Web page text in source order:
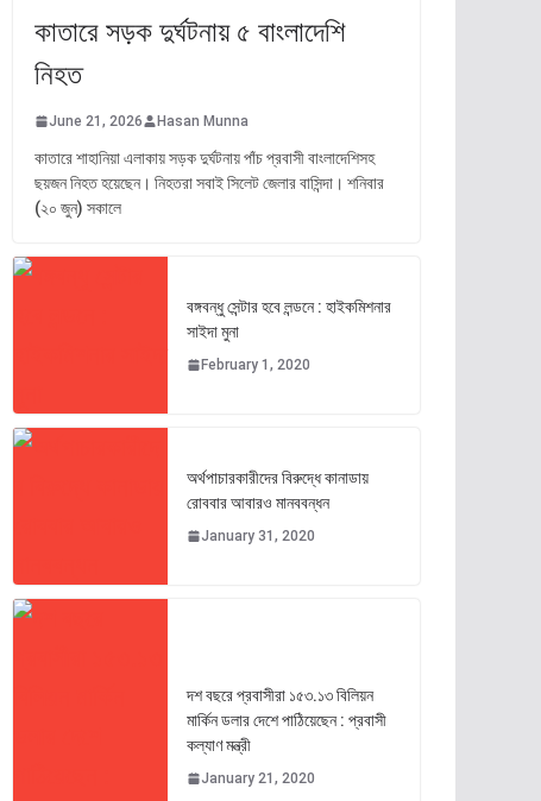
কাতারে সড়ক দুর্ঘটনায় ৫ বাংলাদেশি
নিহত
June 21, 2026 Hasan Munna
কাতারে শাহানিয়া এলাকায় সড়ক দুর্ঘটনায় পাঁচ প্রবাসী বাংলাদেশিসহ
ছয়জন নিহত হয়েছেন। নিহতরা সবাই সিলেট জেলার বাসিন্দা। শনিবার
(২০ জুন) সকালে
বঙ্গবন্ধু সেন্টার হবে লন্ডনে : হাইকমিশনার
সাইদা মুনা
February 1, 2020
অর্থপাচারকারীদের বিরুদ্ধে কানাডায়
রোববার আবারও মানববন্ধন
January 31, 2020
দশ বছরে প্রবাসীরা ১৫৩.১৩ বিলিয়ন
মার্কিন ডলার দেশে পাঠিয়েছেন : প্রবাসী
কল্যাণ মন্ত্রী
January 21, 2020